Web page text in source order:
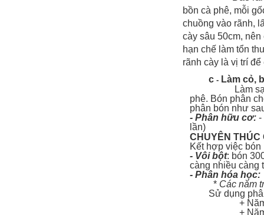
bồn cà phê, mỗi
chuồng vào rãnh,
cày sâu 50cm,
hạn chế làm tổn
rãnh cày là vị trí
c - Làm cỏ,
Làm sạch cỏ
phê. Bón phân
phân bón như
- Phân hữu cơ: -
CHUYÊN THÚC
Kết hợp việc
- Vôi bột: bón
càng nhiều càng
- Phân hóa học:
* Các năm
Sử dụng phân
+ Năm
+ Năm thứ